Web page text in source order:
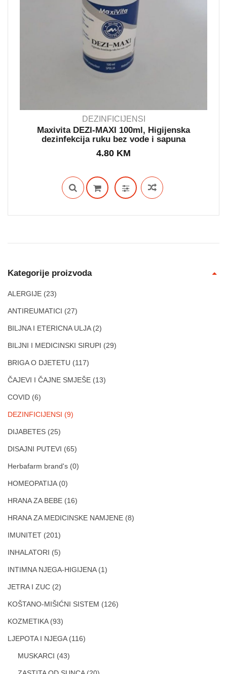
IN STOCK
DEZINFICIJENSI
Maxivita DEZI-MAXI 100ml, Higijenska
dezinfekcija ruku bez vode i sapuna
4.80 KM
Kategorije proizvoda
ALERGIJE (23)
ANTIREUMATICI (27)
BILJNA I ETERICNA ULJA (2)
BILJNI I MEDICINSKI SIRUPI (29)
BRIGA O DJETETU (117)
ČAJEVI I ČAJNE SMJEŠE (13)
COVID (6)
DEZINFICIJENSI (9)
DIJABETES (25)
DISAJNI PUTEVI (65)
Herbafarm brand's (0)
HOMEOPATIJA (0)
HRANA ZA BEBE (16)
HRANA ZA MEDICINSKE NAMJENE (8)
IMUNITET (201)
INHALATORI (5)
INTIMNA NJEGA-HIGIJENA (1)
JETRA I ZUC (2)
KOŠTANO-MIŠIĆNI SISTEM (126)
KOZMETIKA (93)
LJEPOTA I NJEGA (116)
MUSKARCI (43)